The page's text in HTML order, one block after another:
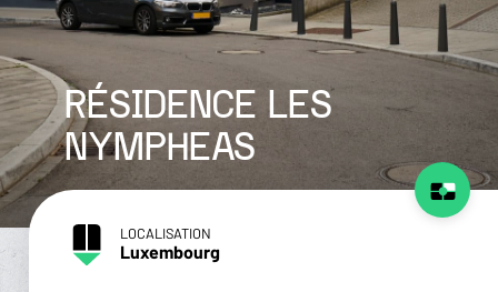
RÉSIDENCE LES
NYMPHEAS
LOCALISATION
Luxembourg